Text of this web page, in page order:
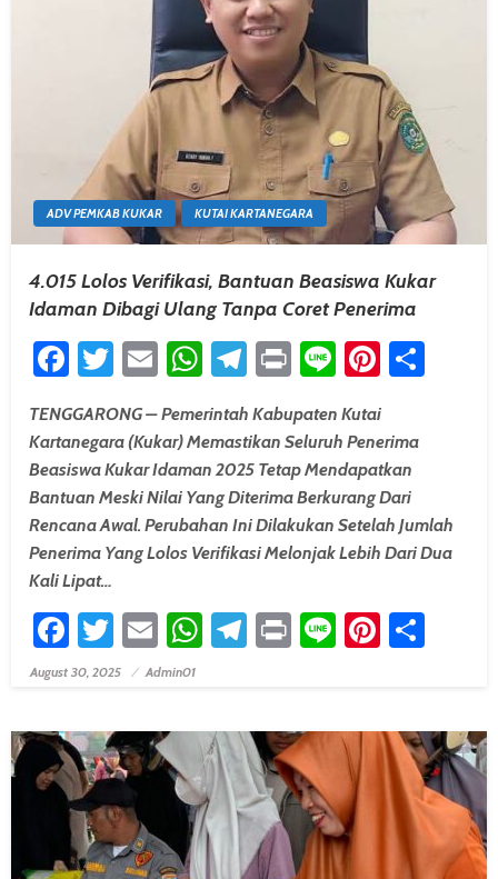
ADV PEMKAB KUKAR KUTAI KARTANEGARA
4.015 Lolos Verifikasi, Bantuan Beasiswa Kukar
Idaman Dibagi Ulang Tanpa Coret Penerima
Facebook
Twitter
EmailWhatsApp
Telegram
PrintLine
TENGGARONG – Pemerintah Kabupaten Kutai
Kartanegara (Kukar) Memastikan Seluruh Penerima
Beasiswa Kukar Idaman 2025 Tetap Mendapatkan
Bantuan Meski Nilai Yang Diterima Berkurang Dari
Rencana Awal. Perubahan Ini Dilakukan Setelah Jumlah
Penerima Yang Lolos Verifikasi Melonjak Lebih Dari Dua
Kali Lipat…
Facebook
Twitter
EmailWhatsApp
Telegram
PrintLine
Posted On
August 30, 2025 Admin01